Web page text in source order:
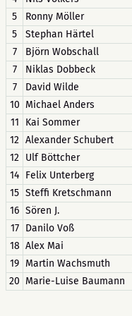
5
Ronny Möller
5
Stephan Härtel
7
Björn Wobschall
7
Niklas Dobbeck
7
David Wilde
10 Michael Anders
11
Kai Sommer
12 Alexander Schubert
12 Ulf Böttcher
14 Felix Unterberg
15 Steffi Kretschmann
16 Sören J.
17
Danilo Voß
18 Alex Mai
19 Martin Wachsmuth
20 Marie-Luise Baumann